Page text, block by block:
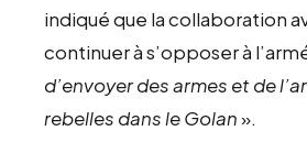
indiqué que la collaboration
continuer à s’opposer à
d’envoyer des armes et de
rebelles dans le Golan».